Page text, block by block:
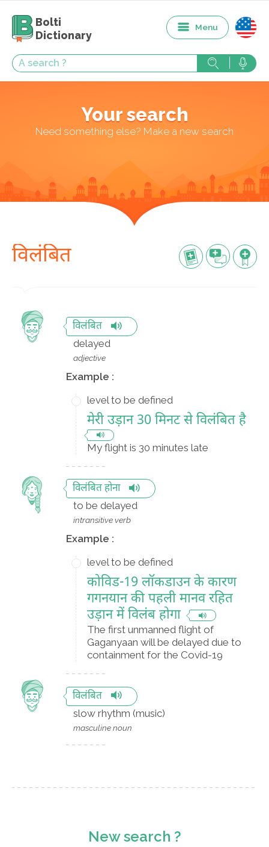
Bolti
Dictionary
Menu
Your search
Need something else? Make a new search
विलंबित
विलंबित
delayed
adjective
Example :
level to be defined
मेरी उड़ान 30 मिनट से विलंबित है
My flight is 30 minutes late
विलंबित होना
to be delayed
intransitive verb
Example :
level to be defined
कोविड-19 लॉकडाउन के कारण
गगनयान की पहली मानव रहित
उड़ान में विलंब होगा
The first unmanned flight of
Gaganyaan will be delayed due to
containment for the Covid-19
विलंबित
slow rhythm (music)
masculine noun
New search ?